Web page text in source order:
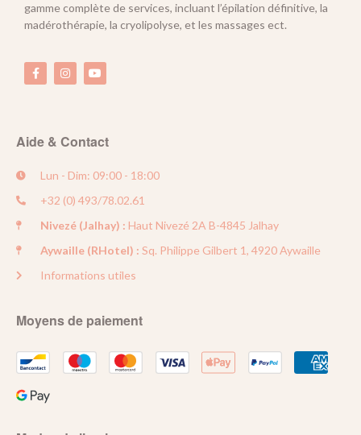
gamme complète de services, incluant l’épilation définitive, la
madérothérapie, la cryolipolyse, et les massages ect.
Aide & Contact
Lun - Dim: 09:00 - 18:00
+32 (0) 493/78.02.61
Nivezé (Jalhay) : Haut Nivezé 2A B-4845 Jalhay
Aywaille (RHotel) : Sq. Philippe Gilbert 1, 4920 Aywaille
Informations utiles
Moyens de paiement